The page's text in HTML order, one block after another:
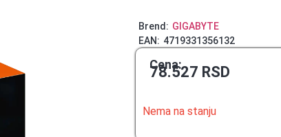
Brend: GIGABYTE
EAN: 4719331356132
Cena:
78.527 RSD
Nema na stanju